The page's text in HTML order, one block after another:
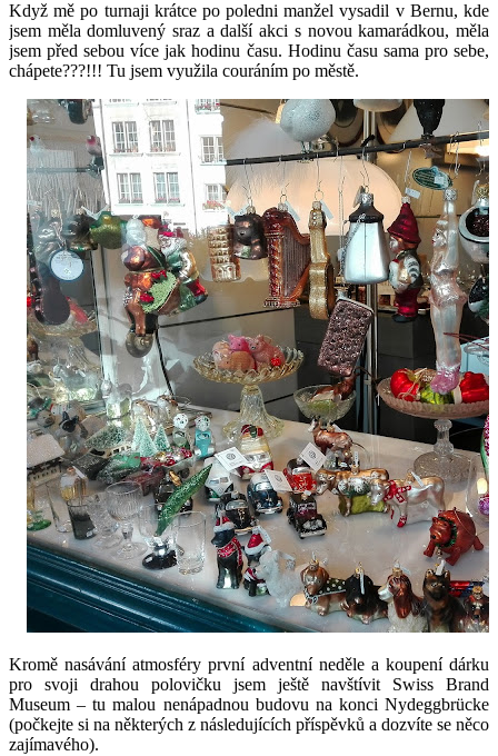
Když mě po turnaji krátce po poledni manžel vysadil v Bernu, kde
jsem měla domluvený sraz a další akci s novou kamarádkou, měla
jsem před sebou více jak hodinu času. Hodinu času sama pro sebe,
chápete???!!! Tu jsem využila couráním po městě.
Kromě nasávání atmosféry první adventní neděle a koupení dárku
pro svoji drahou polovičku jsem ještě navštívit Swiss Brand
Museum – tu malou nenápadnou budovu na konci Nydeggbrücke
(počkejte si na některých z následujících příspěvků a dozvíte se něco
zajímavého).